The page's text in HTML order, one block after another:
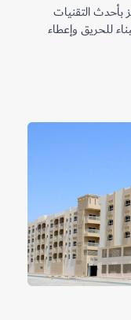
التقنيات
للحريق وإعطاء